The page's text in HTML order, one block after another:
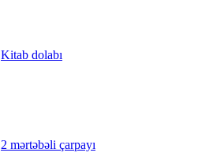
Kitab dolabı
2 mərtəbəli çarpayı